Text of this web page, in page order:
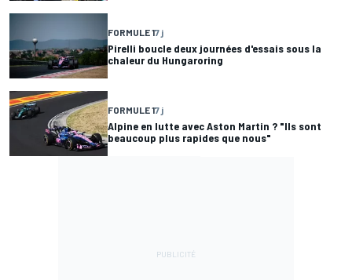
FORMULE 17 j
Pirelli boucle deux journées d'essais sous la
chaleur du Hungaroring
FORMULE 17 j
Alpine en lutte avec Aston Martin ? "Ils sont
beaucoup plus rapides que nous"